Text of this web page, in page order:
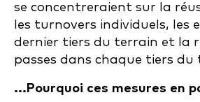
se concentreraient sur la
les turnovers individuels, les
dernier tiers du terrain et la
passes dans chaque tiers du
...Pourquoi ces mesures en